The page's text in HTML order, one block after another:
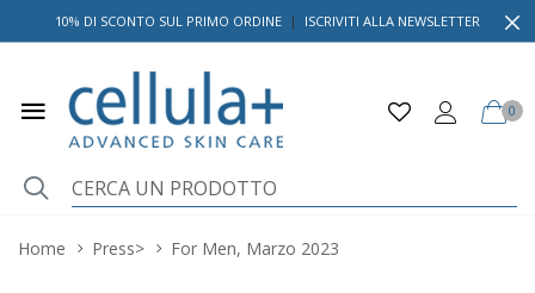
10% DI SCONTO SUL PRIMO ORDINE | ISCRIVITI ALLA NEWSLETTER
0
Home Press> For Men, Marzo 2023